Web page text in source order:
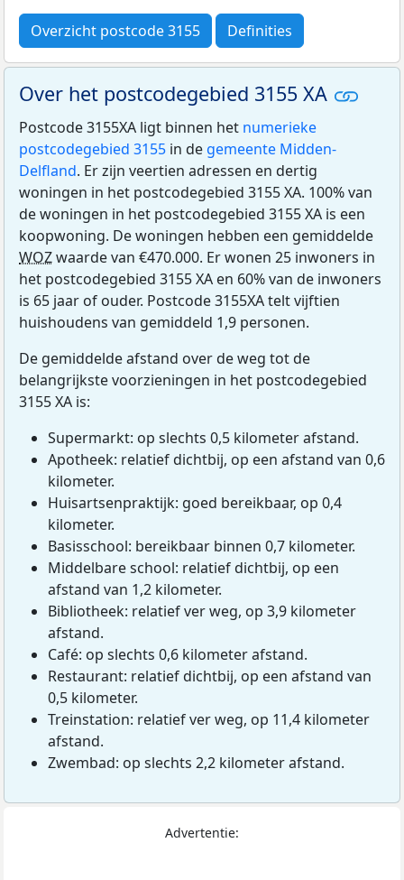
Overzicht postcode 3155 Definities
Over het postcodegebied 3155 XA
Postcode 3155XA ligt binnen het numerieke
postcodegebied 3155 in de gemeente Midden-
Delfland. Er zijn veertien adressen en dertig
woningen in het postcodegebied 3155 XA. 100% van
de woningen in het postcodegebied 3155 XA is een
koopwoning. De woningen hebben een gemiddelde
WOZwaarde van €470.000. Er wonen 25 inwoners in
het postcodegebied 3155 XA en 60% van de inwoners
is 65 jaar of ouder. Postcode 3155XA telt vijftien
huishoudens van gemiddeld 1,9 personen.
De gemiddelde afstand over de weg tot de
belangrijkste voorzieningen in het postcodegebied
3155 XA is:
Supermarkt: op slechts 0,5 kilometer afstand.
Apotheek: relatief dichtbij, op een afstand van 0,6
kilometer.
Huisartsenpraktijk: goed bereikbaar, op 0,4
kilometer.
Basisschool: bereikbaar binnen 0,7 kilometer.
Middelbare school: relatief dichtbij, op een
afstand van 1,2 kilometer.
Bibliotheek: relatief ver weg, op 3,9 kilometer
afstand.
Café: op slechts 0,6 kilometer afstand.
Restaurant: relatief dichtbij, op een afstand van
0,5 kilometer.
Treinstation: relatief ver weg, op 11,4 kilometer
afstand.
Zwembad: op slechts 2,2 kilometer afstand.
Advertentie: